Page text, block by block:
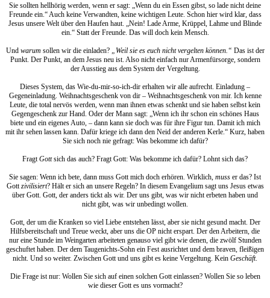
Sie sollten hellhörig werden, wenn er sagt: „Wenn du ein Essen gibst, so lade nicht deine
Freunde ein.“ Auch keine Verwandten, keine wichtigen Leute. Schon hier wird klar, dass
Jesus unsere Welt über den Haufen haut. „Nein! Lade Arme, Krüppel, Lahme und Blinde
ein.“ Statt der Freunde. Das will doch kein Mensch.
Und warum sollen wir die einladen? „Weil sie es euch nicht vergelten können.“ Das ist der
Punkt. Der Punkt, an dem Jesus neu ist. Also nicht einfach nur Armenfürsorge, sondern
der Ausstieg aus dem System der Vergeltung.
Dieses System, das Wie-du-mir-so-ich-dir erhalten wir alle aufrecht. Einladung –
Gegeneinladung. Weihnachtsgeschenk von dir – Weihnachtsgeschenk von mir. Ich kenne
Leute, die total nervös werden, wenn man ihnen etwas schenkt und sie haben selbst kein
Gegengeschenk zur Hand. Oder der Mann sagt: „Wenn ich ihr schon ein schönes Haus
biete und ein eigenes Auto, – dann kann sie doch was für ihre Figur tun. Damit ich mich
mit ihr sehen lassen kann. Dafür kriege ich dann den Neid der anderen Kerle.“ Kurz, haben
Sie sich noch nie gefragt: Was bekomme ich dafür?
Fragt Gottsich das auch? Fragt Gott: Was bekomme ich dafür? Lohnt sich das?
Sie sagen: Wenn ich bete, dann muss Gott mich doch erhören. Wirklich, muss er das? Ist
Gott zivilisiert? Hält er sich an unsere Regeln? In diesem Evangelium sagt uns Jesus etwas
über Gott. Gott, der anders tickt als wir. Der uns gibt, was wir nicht erbeten haben und
nicht gibt, was wir unbedingt wollen.
Gott, der um die Kranken so viel Liebe entstehen lässt, aber sie nicht gesund macht. Der
Hilfsbereitschaft und Treue weckt, aber uns die OP nicht erspart. Der den Arbeitern, die
nur eine Stunde im Weingarten arbeiteten genauso viel gibt wie denen, die zwölf Stunden
geschuftet haben. Der dem Taugenichts-Sohn ein Fest ausrichtet und dem braven, fleißigen
nicht. Und so weiter. Zwischen Gott und uns gibt es keine Vergeltung. Kein Geschäft.
Die Frage ist nur: Wollen Sie sich auf einen solchen Gott einlassen? Wollen Sie so leben
wie dieser Gott es uns vormacht?